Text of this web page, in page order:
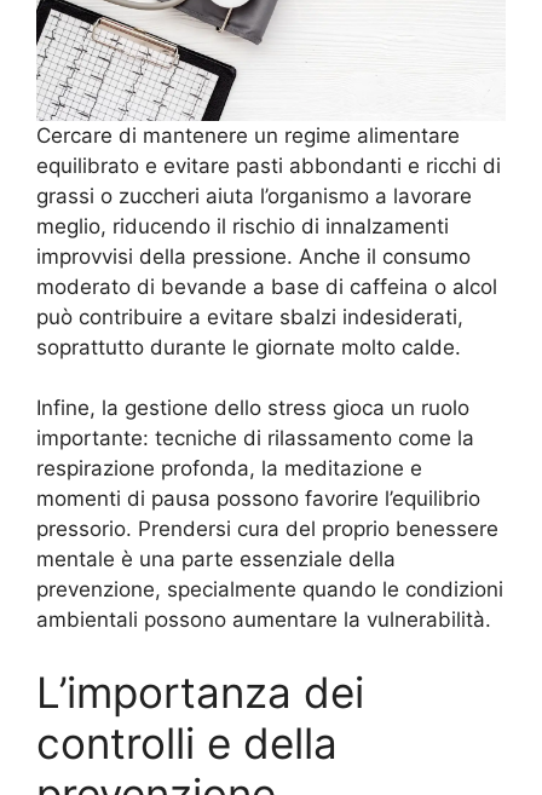
Cercare di mantenere un regime alimentare
equilibrato e evitare pasti abbondanti e ricchi di
grassi o zuccheri aiuta l’organismo a lavorare
meglio, riducendo il rischio di innalzamenti
improvvisi della pressione. Anche il consumo
moderato di bevande a base di caffeina o alcol
può contribuire a evitare sbalzi indesiderati,
soprattutto durante le giornate molto calde.
Infine, la gestione dello stress gioca un ruolo
importante: tecniche di rilassamento come la
respirazione profonda, la meditazione e
momenti di pausa possono favorire l’equilibrio
pressorio. Prendersi cura del proprio benessere
mentale è una parte essenziale della
prevenzione, specialmente quando le condizioni
ambientali possono aumentare la vulnerabilità.
L’importanza dei
controlli e della